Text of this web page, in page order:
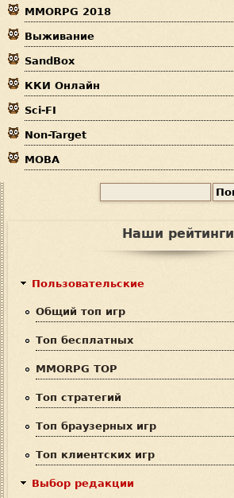
д
е
с
ь
MMORPG 2018
Выживание
SandBox
ККИ Онлайн
Sci-FI
Non-Target
MOBA
Наши рейтинги
Пользовательские
Общий топ игр
Топ бесплатных
MMORPG TOP
Топ стратегий
Топ браузерных игр
Топ клиентских игр
Выбор редакции